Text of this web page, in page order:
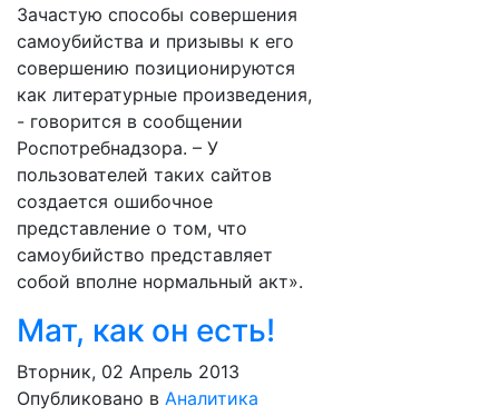
Зачастую способы совершения
самоубийства и призывы к его
совершению позиционируются
как литературные произведения,
- говорится в сообщении
Роспотребнадзора. – У
пользователей таких сайтов
создается ошибочное
представление о том, что
самоубийство представляет
собой вполне нормальный акт».
Мат, как он есть!
Вторник, 02 Апрель 2013
Опубликовано в Аналитика